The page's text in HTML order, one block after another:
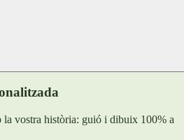
la vostra història: guió i dibuix 100% a